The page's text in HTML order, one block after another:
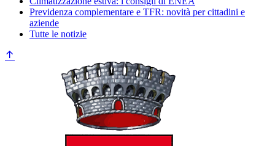
Previdenza complementare e TFR: novità per cittadini e
aziende
Tutte le notizie